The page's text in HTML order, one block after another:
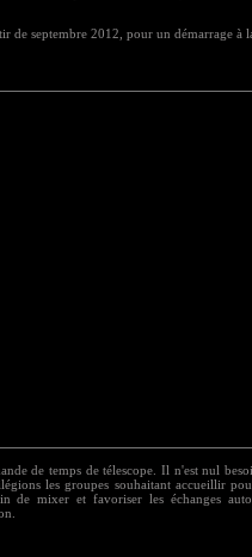
de septembre 2012, pour un démarrage à
de temps de télescope. Il n'est nul
les groupes souhaitant accueillir
de mixer et favoriser les échanges